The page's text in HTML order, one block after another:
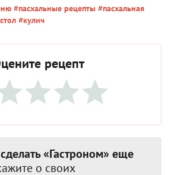
#пасхальные рецепты #пасхальная
#кулич
рецепт
«Гастроном» еще
о своих